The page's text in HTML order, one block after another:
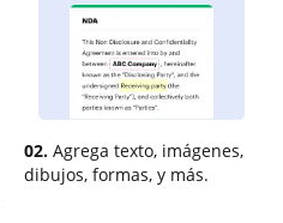
02. Agrega texto, imágenes,
dibujos, formas, y más.